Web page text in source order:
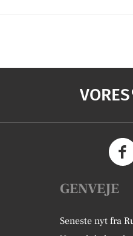
VORES
GENVEJE
Seneste nyt fra